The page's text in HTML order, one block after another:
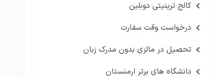
کالج ترینیتی دوبلین
درخواست وقت سفارت
تحصیل در مالزی بدون مدرک زبان
دانشگاه های برتر ارمنستان